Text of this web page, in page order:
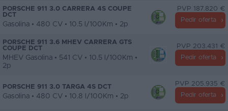
PORSCHE 911 3.0 CARRERA 4S COUPE
DCT
Gasolina • 480 CV • 10.5 l/100Km • 2p
PVP 187.820 €
Pedir oferta
PORSCHE 911 3.6 MHEV CARRERA GTS
COUPE DCT
MHEV Gasolina • 541 CV • 10.5 l/100Km •
2p
PVP 203.431 €
Pedir oferta
PORSCHE 911 3.0 TARGA 4S DCT
Gasolina • 480 CV • 10.8 l/100Km • 2p
PVP 205.935 €
Pedir oferta